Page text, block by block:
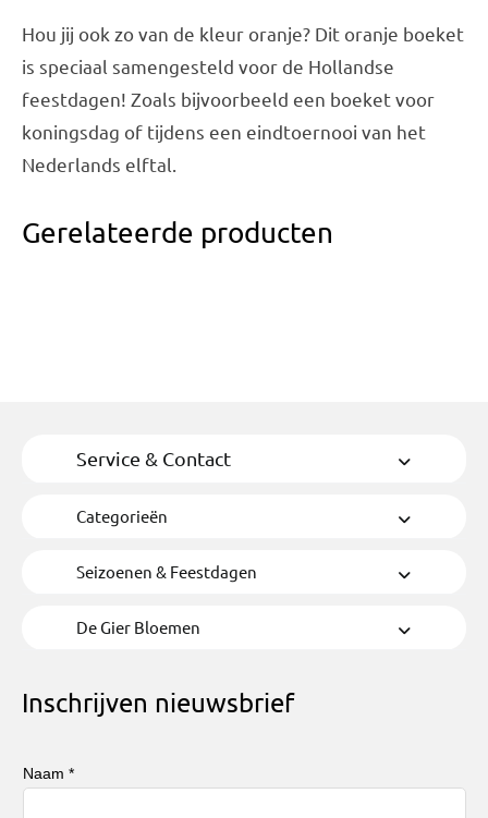
Hou jij ook zo van de kleur oranje? Dit oranje boeket
is speciaal samengesteld voor de Hollandse
feestdagen! Zoals bijvoorbeeld een boeket voor
koningsdag of tijdens een eindtoernooi van het
Nederlands elftal.
Gerelateerde producten
Service & Contact
Categorieën
Seizoenen & Feestdagen
De Gier Bloemen
Inschrijven nieuwsbrief
Naam *